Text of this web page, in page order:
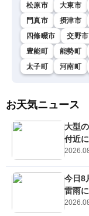
松原市
大東市
門真市
摂津市
四條畷市
交野市
豊能町
能勢町
太子町
河南町
お天気ニュース
大型
付近
今日8
雷雨